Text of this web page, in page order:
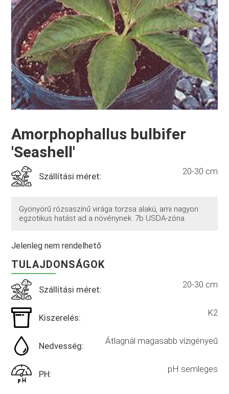
Amorphophallus bulbifer
'Seashell'
Szállítási méret: 20-30 cm
Gyönyörű rózsaszínű virága torzsa alakú, ami nagyon
egzotikus hatást ad a növénynek. 7b USDA-zóna
Jelenleg nem rendelhető
TULAJDONSÁGOK
Szállítási méret: 20-30 cm
Kiszerelés: K2
Nedvesség: Átlagnál magasabb vízigényeű
PH: pH semleges